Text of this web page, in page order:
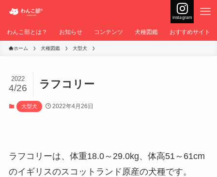
instagram
わんこ部とは？ お知らせ コンテンツ 犬種図鑑 おすすめサイト
ホーム 犬種図鑑 大型犬
ラフコリー
2022
4/26
大型犬 2022年4月26日
ラフコリーは、体重18.0～29.0kg、体高51～61cm
のイギリスのスコットランド原産の犬種です。